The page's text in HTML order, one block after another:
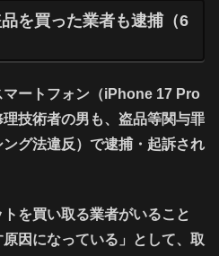
を買った業者も逮捕（6
マートフォン（iPhone 17 Pro
技術者の男 も、盗品等関与罪
ング法違反）で逮捕・起訴され
を買い取る業者がいること
因になっている」として、取